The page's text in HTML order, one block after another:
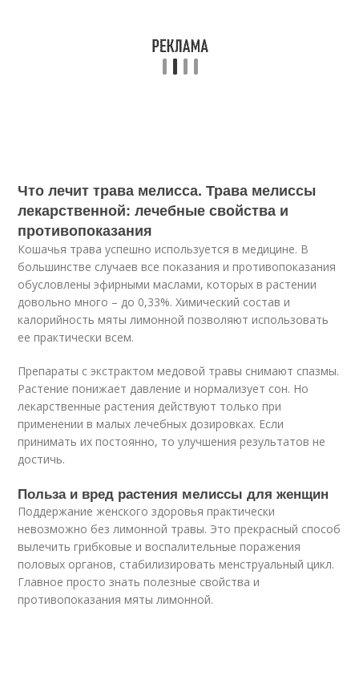
Что лечит трава мелисса. Трава мелиссы
лекарственной: лечебные свойства и
противопоказания
Кошачья трава успешно используется в медицине. В
большинстве случаев все показания и противопоказания
обусловлены эфирными маслами, которых в растении
довольно много – до 0,33%. Химический состав и
калорийность мяты лимонной позволяют использовать
ее практически всем.
Препараты с экстрактом медовой травы снимают спазмы.
Растение понижает давление и нормализует сон. Но
лекарственные растения действуют только при
применении в малых лечебных дозировках. Если
принимать их постоянно, то улучшения результатов не
достичь.
Польза и вред растения мелиссы для женщин
Поддержание женского здоровья практически
невозможно без лимонной травы. Это прекрасный способ
вылечить грибковые и воспалительные поражения
половых органов, стабилизировать менструальный цикл.
Главное просто знать полезные свойства и
противопоказания мяты лимонной.